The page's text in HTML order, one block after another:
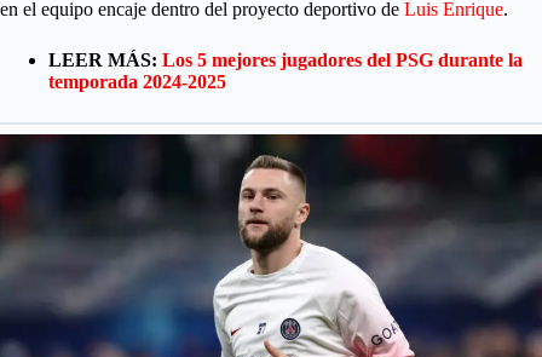
en el equipo encaje dentro del proyecto deportivo de Luis Enrique.
LEER MÁS: Los 5 mejores jugadores del PSG durante la
temporada 2024-2025